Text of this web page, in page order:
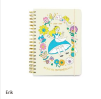
Erik